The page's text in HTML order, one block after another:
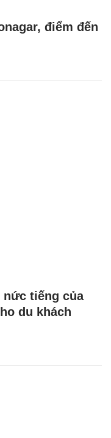
điểm đến
nức tiếng của
du khách